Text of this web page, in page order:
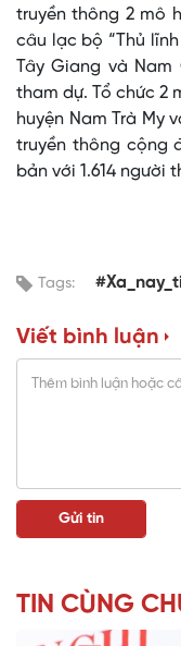
truyền thông 2 mô
câu lạc bộ “Thủ
Tây Giang và
tham dự. Tổ chức 2
huyện Nam Trà My
truyền thông cộng
bản với 1.614 người
Tags:
Viết bình luận
TIN CÙNG